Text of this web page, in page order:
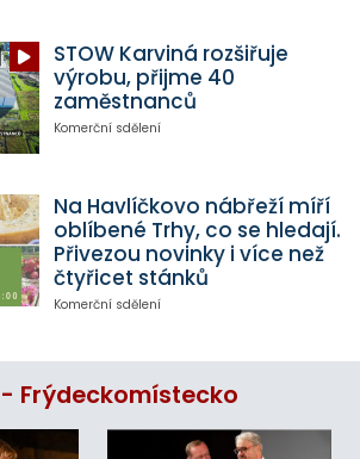
STOW Karviná rozšiřuje
výrobu, přijme 40
zaměstnanců
Komerční sdělení
Na Havlíčkovo nábřeží míří
oblíbené Trhy, co se hledají.
Přivezou novinky i více než
čtyřicet stánků
Komerční sdělení
Frýdeckomístecko